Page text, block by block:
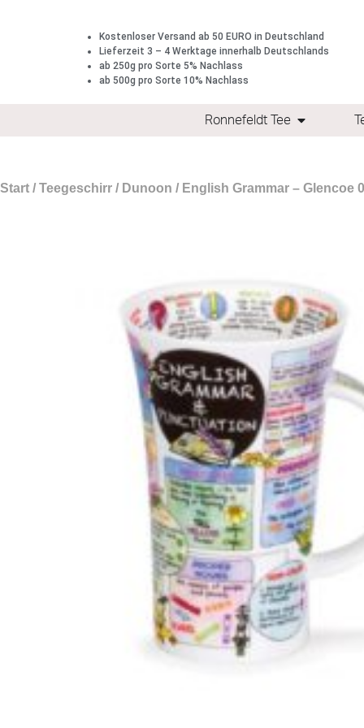
Kostenloser Versand ab 50 EURO in Deutschland
Lieferzeit 3 – 4 Werktage innerhalb Deutschlands
ab 250g pro Sorte 5% Nachlass
ab 500g pro Sorte 10% Nachlass
Ronnefeldt Tee
Start / Teegeschirr / Dunoon / English Grammar – Glencoe